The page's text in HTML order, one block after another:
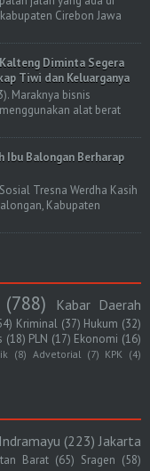
Cirebon Jawa
Diminta Segera
Tiwi dan Keluarganya
Maraknya bisnis
alat berat
Ibu Balongan Berharap
Tresna Werdha Kasih
Kabupaten
(788)
Kabar Daerah
Kriminal (37) Hukum (32)
(18) PLN (17) Ekonomi (16)
(8) Advetorial (7) KPK (4)
Indramayu (223) Jakarta
Barat (65) Sragen (58)